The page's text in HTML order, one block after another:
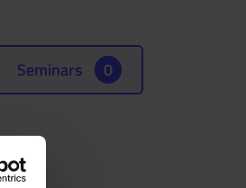
Seminars 0